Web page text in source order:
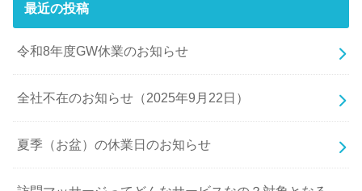
最近の投稿
令和8年度GW休業のお知らせ
全社不在のお知らせ（2025年9月22日）
夏季（お盆）の休業日のお知らせ